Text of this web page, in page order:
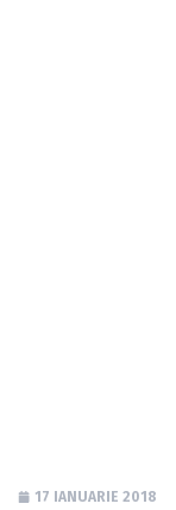
17 IANUARIE 2018